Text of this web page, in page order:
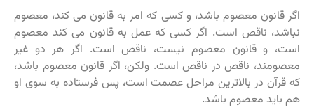
اگر قانون معصوم باشد، و کسی که امر به قانون می کند، معصوم
نباشد، ناقص است. اگر کسی که عمل به قانون می کند معصوم
است، و قانون معصوم نیست، ناقص است. اگر هر دو غیر
معصومند، ناقص در ناقص است. ولکن، اگر قانون معصوم باشد،
که قرآن در بالاترین مراحل عصمت است، پس فرستاده به سوی او
هم باید معصوم باشد.